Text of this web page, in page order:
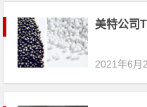
美特公司
2021年6月